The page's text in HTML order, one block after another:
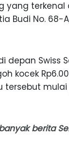
yang
Budi No.
depan Swiss
kocek
mulai
berita